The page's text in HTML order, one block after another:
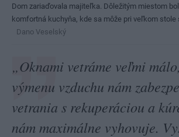
Dom zariaďovala majiteľka. Dôležitým miestom
komfortná kuchyňa, kde sa môže pri veľkom stole
Dano Veselský
„Oknami vetráme veľmi
výmenu vzduchu nám
vetrania s rekuperáciou a
nám maximálne vyhovuje.